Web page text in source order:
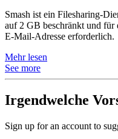
Smash ist ein Filesharing-
auf 2 GB beschränkt und für
E-Mail-Adresse erforderlich.
Mehr lesen
See more
Irgendwelche
Sign up for an account to